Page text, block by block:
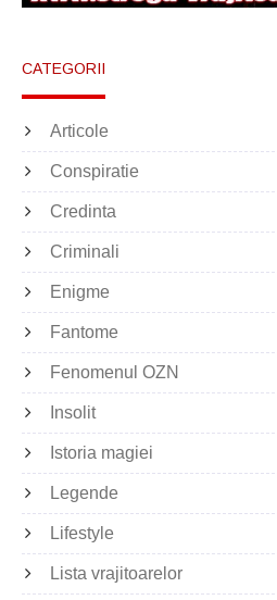
CATEGORII
Articole
Conspiratie
Credinta
Criminali
Enigme
Fantome
Fenomenul OZN
Insolit
Istoria magiei
Legende
Lifestyle
Lista vrajitoarelor